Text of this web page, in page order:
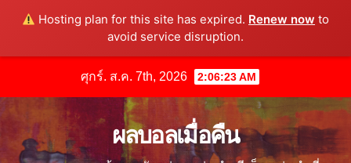
Hosting plan for this site has expired. Renew now to
avoid service disruption.
content
ศุกร์. ส.ค. 7th, 2026 2:06:24 AM
ผลบอลเมื่อคืน